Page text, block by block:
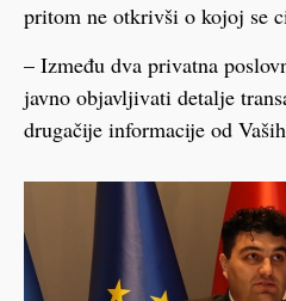
pritom ne otkrivši o kojoj se
– Između dva privatna
javno objavljivati detalje
drugačije informacije od